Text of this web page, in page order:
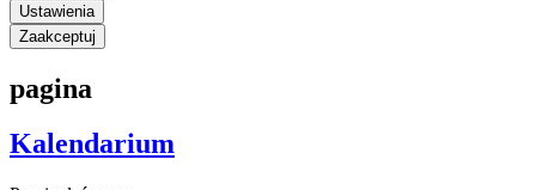
Ustawienia
Zaakceptuj
pagina
Kalendarium